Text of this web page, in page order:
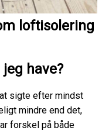
loftisolering
have?
sigte efter mindst
mindre end det,
forskel på både